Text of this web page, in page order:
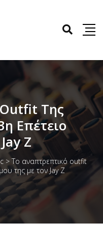
Της
Επέτειο
Z
>Το αναπτρεπτικό outfit
της με τον Jay Z